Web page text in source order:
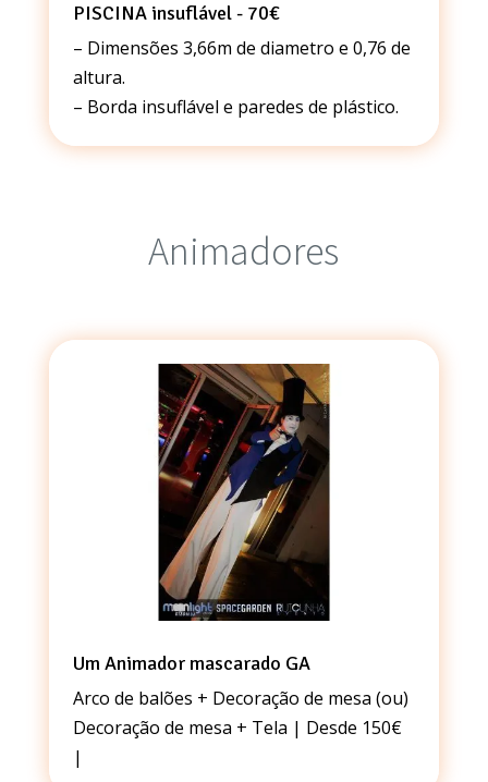
PISCINA insuflável - 70€
– Dimensões 3,66m de diametro e 0,76 de
altura.
– Borda insuflável e paredes de plástico.
Animadores
Um Animador mascarado GA
Arco de balões + Decoração de mesa (ou)
Decoração de mesa + Tela | Desde 150€
|